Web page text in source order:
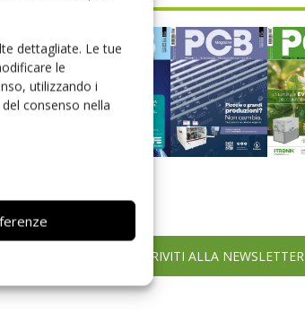
dettagliate. Le tue
le
utilizzando i
consenso nella
ISCRIVITI ALLA NEWSLETTER